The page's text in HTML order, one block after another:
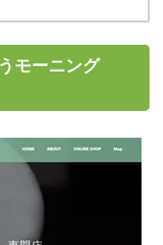
モーニング